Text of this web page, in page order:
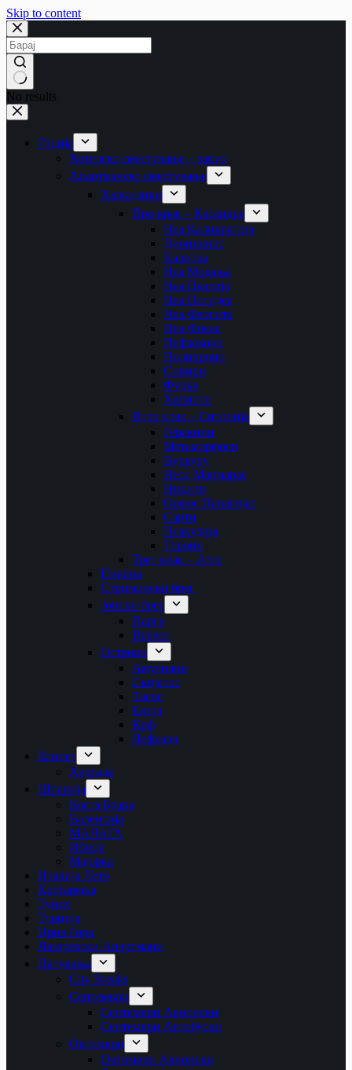
Skip to content
No results
Грција
Хотелско сместување – закуп
Апартманско сместување
Халкидики
Прв крак – Касандра
Неа Каликратија
Дионисиос
Калитеа
Неа Модања
Неа Плагија
Неа Потидеа
Неа Флогита
Неа Фокеа
Пефкохори
Полихроно
Сивири
Фурка
Ханиоти
Втор крак – Ситонија
Геракини
Метаморфоси
Вурвуру
Неос Мармарас
Никити
Ормос Панагијас
Сарти
Псакудија
Торони
Трет крак – Атос
Пиериа
Стримонски брег
Јонски брег
Парга
Врахос
Острови
Амулиани
Скијатос
Тасос
Евија
Крф
Лефкада
Египет
Хургада
Шпанија
Коста Брава
Валенсија
МАЛАГА
Ибица
Мајорка
Италија Лето
Крстарења
Тунис
Турција
Црна Гора
Лазаревски Апартмани
Патувања
City Breaks
Септември
Септември Авионски
Септември Автобуски
Октомври
Октомври Авионски